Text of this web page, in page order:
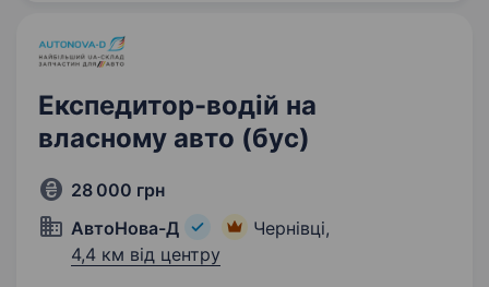
Експедитор-водій на
власному авто (бус)
28 000 грн
АвтоНова-Д
Чернівці,
4,4 км від центру